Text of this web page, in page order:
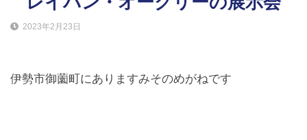
2023年2月23日
伊勢市御薗町にありますみそのめがねです